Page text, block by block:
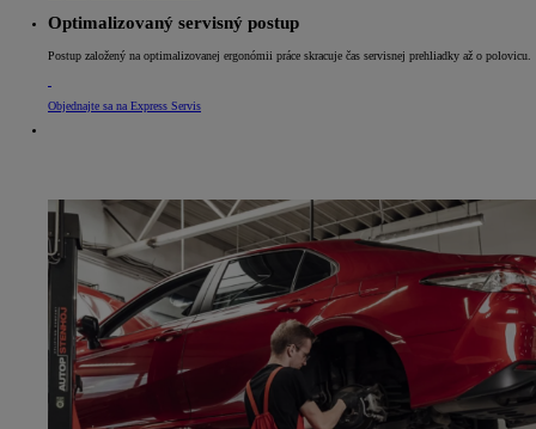
Optimalizovaný servisný postup
Postup založený na optimalizovanej ergonómii práce skracuje čas servisnej prehliadky až o polovicu.
Objednajte sa na Express Servis